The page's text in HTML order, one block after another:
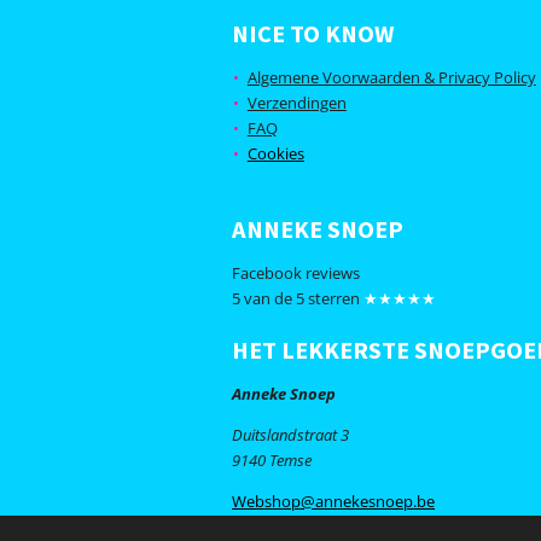
c
e
b
o
o
k
s
t
g
r
m
NICE TO KNOW
Algemene Voorwaarden & Privacy Policy
Verzendingen
FAQ
Cookies
ANNEKE SNOEP
Facebook reviews
5 van de 5 sterren ★★★★★
HET LEKKERSTE
Anneke Snoep
Duitslandstraat 3
9140 Temse
Webshop@annekesnoep.be